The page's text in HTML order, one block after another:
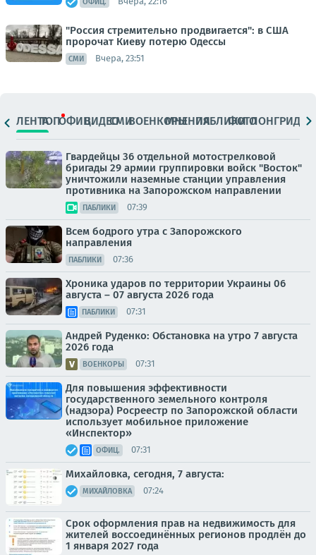
"Россия стремительно продвигается": в США
пророчат Киеву потерю Одессы
СМИ Вчера, 23:51
ЛЕНТАТОПОФИЦ.ВИДЕОСМИВОЕНКОРЫМНЕНИЯПАБЛИКИ
ФОТОЛОНГРИДЫ
Гвардейцы 36 отдельной мотострелковой
бригады 29 армии группировки войск "Восток"
уничтожили наземные станции управления
противника на Запорожском направлении
ПАБЛИКИ 07:39
Всем бодрого утра с Запорожского
направления
ПАБЛИКИ 07:36
Хроника ударов по территории Украины 06
августа – 07 августа 2026 года
ПАБЛИКИ 07:31
Андрей Руденко: Обстановка на утро 7 августа
2026 года
ВОЕНКОРЫ 07:31
Для повышения эффективности
государственного земельного контроля
(надзора) Росреестр по Запорожской области
использует мобильное приложение
«Инспектор»
ОФИЦ. 07:31
Михайловка, сегодня, 7 августа:
МИХАЙЛОВКА 07:24
Срок оформления прав на недвижимость для
жителей воссоединённых регионов продлён до
1 января 2027 года